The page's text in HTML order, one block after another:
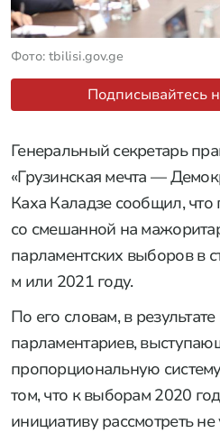
Фото: tbilisi.gov.ge
Подписывайтесь
Генеральный секретарь
«Грузинская мечта —
Каха Каладзе сообщил,
со смешанной на
парламентских выборов в
м или 2021 году.
По его словам, в
парламентариев,
пропорциональную
том, что к выборам 2020
инициативу рассмотреть не